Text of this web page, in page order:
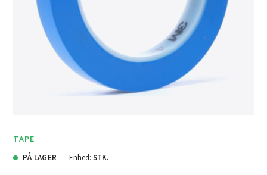
TAPE
PÅ LAGER Enhed: STK.